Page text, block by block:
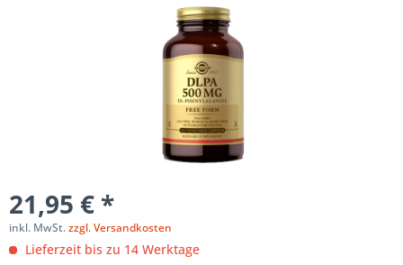
21,95 € *
inkl. MwSt.zzgl. Versandkosten
Lieferzeit bis zu 14 Werktage